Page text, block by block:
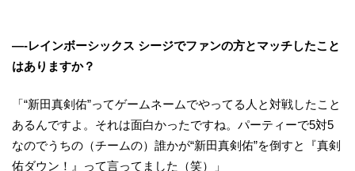
—-レインボーシックス シージでファンの方とマッチしたこと
はありますか？
「“新田真剣佑”ってゲームネームでやってる人と対戦したこと
あるんですよ。それは面白かったですね。パーティーで5対5
なのでうちの（チームの）誰かが“新田真剣佑”を倒すと『真剣
佑ダウン！』って言ってました（笑）」